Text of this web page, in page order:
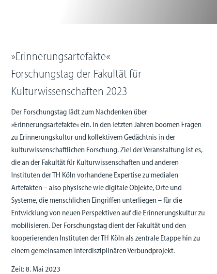
»Erinnerungsartefakte«
Forschungstag der Fakultät für
Kulturwissenschaften 2023
Der Forschungstag lädt zum Nachdenken über
»Erinnerungsartefakte« ein. In den letzten Jahren boomen Fragen
zu Erinnerungskultur und kollektivem Gedächtnis in der
kulturwissenschaftlichen Forschung. Ziel der Veranstaltung ist es,
die an der Fakultät für Kulturwissenschaften und anderen
Instituten der TH Köln vorhandene Expertise zu medialen
Artefakten – also physische wie digitale Objekte, Orte und
Systeme, die menschlichen Eingriffen unterliegen – für die
Entwicklung von neuen Perspektiven auf die Erinnerungskultur zu
mobilisieren. Der Forschungstag dient der Fakultät und den
kooperierenden Instituten der TH Köln als zentrale Etappe hin zu
einem gemeinsamen interdisziplinären Verbundprojekt.
Zeit: 8. Mai 2023